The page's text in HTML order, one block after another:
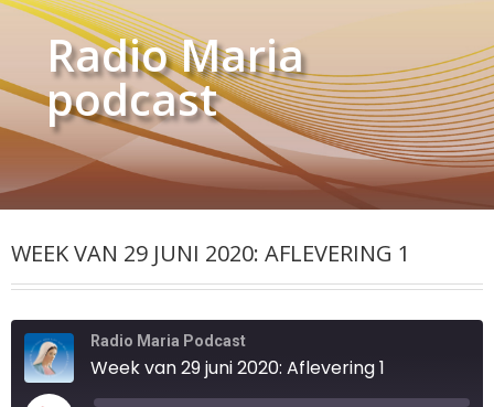
Radio Maria
podcast
WEEK VAN 29 JUNI 2020: AFLEVERING 1
Radio Maria Podcast
Week van 29 juni 2020: Aflevering 1